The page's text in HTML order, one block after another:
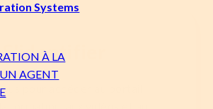
Systems
À LA
AGENT
S'identifier
pour accéder au portail